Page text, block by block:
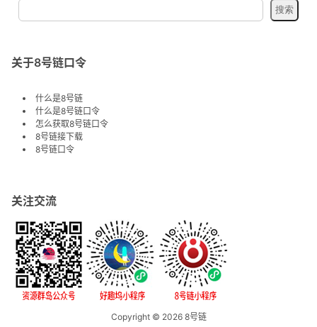
关于8号链口令
什么是8号链
什么是8号链口令
怎么获取8号链口令
8号链接下载
8号链口令
关注交流
Copyright © 20268号链